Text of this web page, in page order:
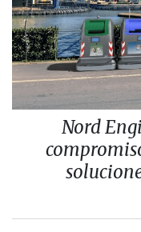
Nord